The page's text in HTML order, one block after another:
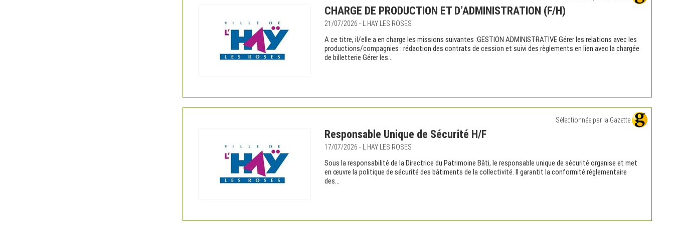
CHARGE DE PRODUCTION ET D’ADMINISTRATION (F/H)
21/07/2026 - L HAY LES ROSES
A ce titre, il/elle a en charge les missions suivantes :GESTION ADMINISTRATIVE Gérer les relations avec les
productions/compagnies : rédaction des contrats de cession et suivi des règlements en lien avec la chargée
de billetterie Gérer les...
Sélectionnée par la Gazette
Responsable Unique de Sécurité H/F
17/07/2026 - L HAY LES ROSES
Sous la responsabilité de la Directrice du Patrimoine Bâti, le responsable unique de sécurité organise et met
en œuvre la politique de sécurité des bâtiments de la collectivité. Il garantit la conformité réglementaire
des...